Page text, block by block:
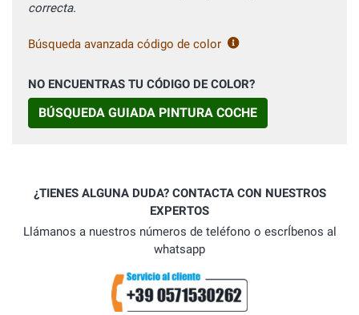
correcta.
Búsqueda avanzada código de color
NO ENCUENTRAS TU CÓDIGO DE COLOR?
BÚSQUEDA GUIADA PINTURA COCHE
¿TIENES ALGUNA DUDA? CONTACTA CON NUESTROS
EXPERTOS
Llámanos a nuestros números de teléfono o escrÍbenos al
whatsapp